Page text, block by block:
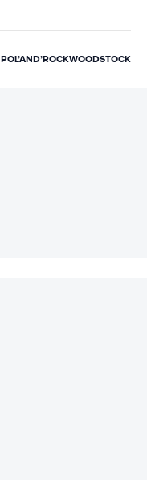
POL’AND’ROCKWOODSTOCK